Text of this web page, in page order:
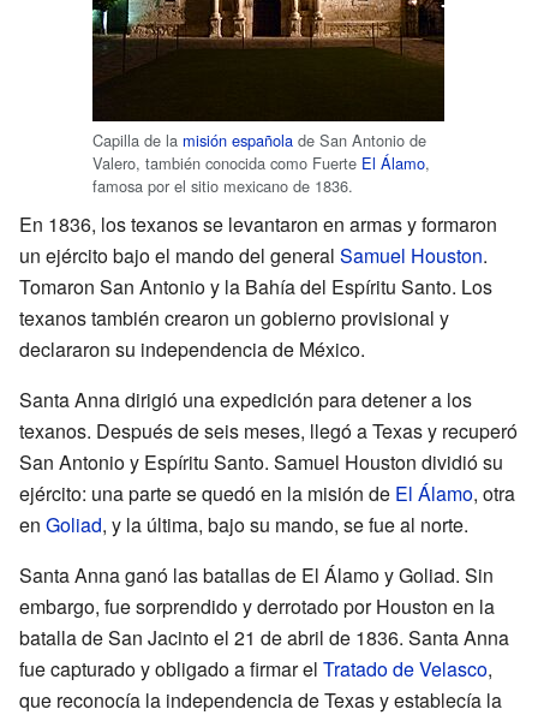
Capilla de la misión españolade San Antonio de
Valero, también conocida como Fuerte El Álamo,
famosa por el sitio mexicano de 1836.
En 1836, los texanos se levantaron en armas y formaron
un ejército bajo el mando del general Samuel Houston.
Tomaron San Antonio y la Bahía del Espíritu Santo. Los
texanos también crearon un gobierno provisional y
declararon su independencia de México.
Santa Anna dirigió una expedición para detener a los
texanos. Después de seis meses, llegó a Texas y recuperó
San Antonio y Espíritu Santo. Samuel Houston dividió su
ejército: una parte se quedó en la misión de El Álamo, otra
en Goliad, y la última, bajo su mando, se fue al norte.
Santa Anna ganó las batallas de El Álamo y Goliad. Sin
embargo, fue sorprendido y derrotado por Houston en la
batalla de San Jacinto el 21 de abril de 1836. Santa Anna
fue capturado y obligado a firmar el Tratado de Velasco,
que reconocía la independencia de Texas y establecía la